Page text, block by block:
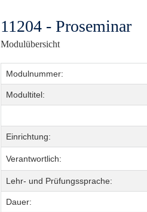
11204 - Proseminar
Modulübersicht
Modulnummer:
Modultitel:
Einrichtung:
Verantwortlich:
Lehr- und Prüfungssprache:
Dauer: